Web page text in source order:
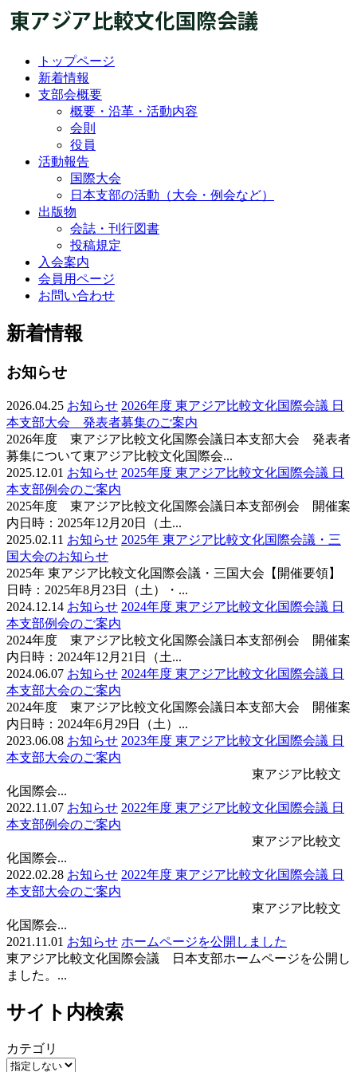
トップページ
新着情報
支部会概要
概要・沿革・活動内容
会則
役員
活動報告
国際大会
日本支部の活動（大会・例会など）
出版物
会誌・刊行図書
投稿規定
入会案内
会員用ページ
お問い合わせ
新着情報
お知らせ
2026.04.25 お知らせ 2026年度 東アジア比較文化国際会議 日
本支部大会 発表者募集のご案内
2026年度 東アジア比較文化国際会議日本支部大会 発表者
募集について東アジア比較文化国際会...
2025.12.01 お知らせ 2025年度 東アジア比較文化国際会議 日
本支部例会のご案内
2025年度 東アジア比較文化国際会議日本支部例会 開催案
内日時：2025年12月20日（土...
2025.02.11 お知らせ 2025年 東アジア比較文化国際会議・三
国大会のお知らせ
2025年 東アジア比較文化国際会議・三国大会【開催要領】
日時：2025年8月23日（土）・...
2024.12.14 お知らせ 2024年度 東アジア比較文化国際会議 日
本支部例会のご案内
2024年度 東アジア比較文化国際会議日本支部例会 開催案
内日時：2024年12月21日（土...
2024.06.07 お知らせ 2024年度 東アジア比較文化国際会議 日
本支部大会のご案内
2024年度 東アジア比較文化国際会議日本支部大会 開催案
内日時：2024年6月29日（土）...
2023.06.08 お知らせ 2023年度 東アジア比較文化国際会議 日
本支部大会のご案内
東アジア比較文
化国際会...
2022.11.07 お知らせ 2022年度 東アジア比較文化国際会議 日
本支部例会のご案内
東アジア比較文
化国際会...
2022.02.28 お知らせ 2022年度 東アジア比較文化国際会議 日
本支部大会のご案内
東アジア比較文
化国際会...
2021.11.01 お知らせ ホームページを公開しました
東アジア比較文化国際会議 日本支部ホームページを公開し
ました。...
サイト内検索
カテゴリ